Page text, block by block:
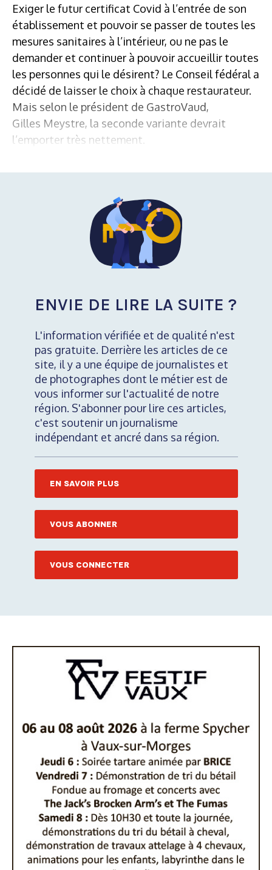
Exiger le futur certificat Covid à l’entrée de son
établissement et pouvoir se passer de toutes les
mesures sanitaires à l’intérieur, ou ne pas le
demander et continuer à pouvoir accueillir toutes
les personnes qui le désirent? Le Conseil fédéral a
décidé de laisser le choix à chaque restaurateur.
Mais selon le président de GastroVaud,
Gilles Meystre, la seconde variante devrait
l’emporter très nettement.
ENVIE DE LIRE LA SUITE ?
L'information vérifiée et de qualité n'est
pas gratuite. Derrière les articles de ce
site, il y a une équipe de journalistes et
de photographes dont le métier est de
vous informer sur l'actualité de notre
région. S'abonner pour lire ces articles,
c'est soutenir un journalisme
indépendant et ancré dans sa région.
EN SAVOIR PLUS
VOUS ABONNER
VOUS CONNECTER